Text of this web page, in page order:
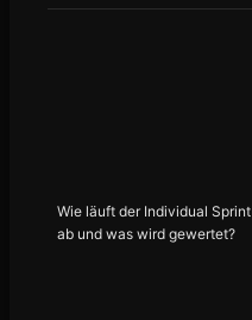
Wie läuft der Individual Sprint
ab und was wird gewertet?